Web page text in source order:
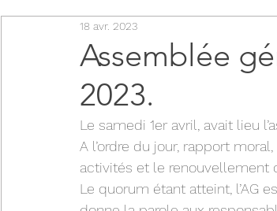
Assemblée
2023.
18 avr. 2023
Le samedi 1er avril, avait lieu
A l’ordre du jour, rapport
activités et le renouvellement
Le quorum étant atteint, l’AG